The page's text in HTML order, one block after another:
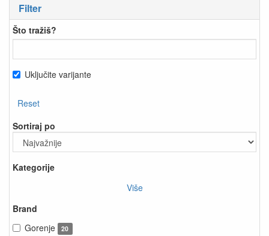
Filter
Što tražiš?
Uključite varijante
Reset
Sortiraj po
Kategorije
Više
Brand
Gorenje
20